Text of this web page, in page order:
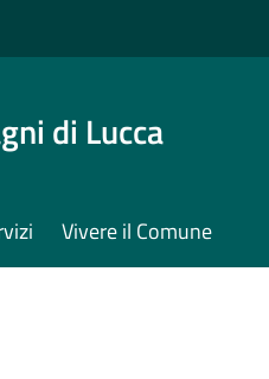
di Lucca
Vivere il Comune